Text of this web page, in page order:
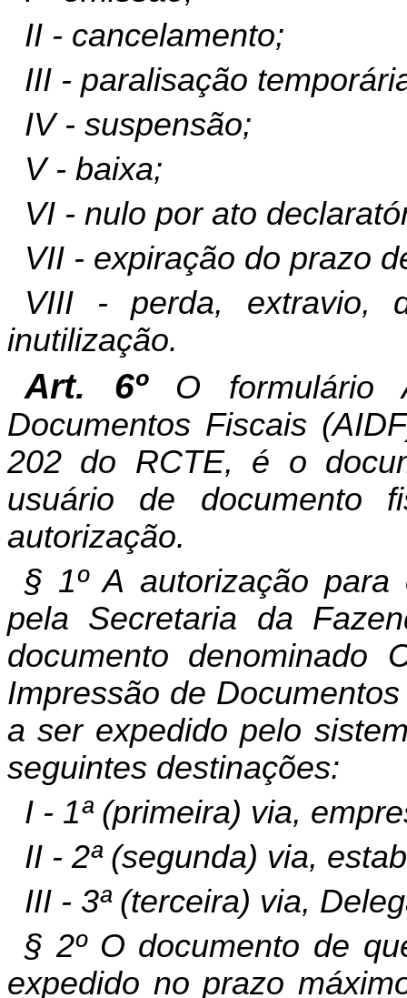
II - cancelamento;
III - paralisação
IV - suspensão;
V - baixa;
VI - nulo por ato
VII - expiração do prazo
VIII - perda, extravio,
inutilização.
Art. 6º O formulário
Documentos Fiscais
202 do RCTE, é o
usuário de documento
autorização.
§ 1º A autorização para
pela Secretaria da
documento denominado
Impressão de
a ser expedido pelo
seguintes destinações:
I - 1ª (primeira) via,
II - 2ª (segunda) via,
III - 3ª (terceira) via,
§ 2º O documento de
expedido no prazo